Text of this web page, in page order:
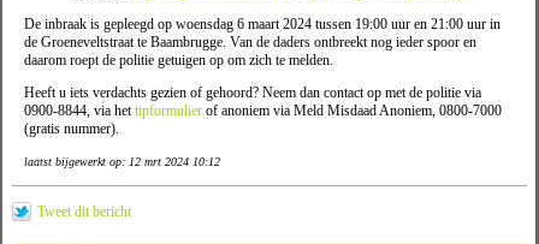
De inbraak is gepleegd op woensdag 6 maart 2024 tussen 19:00 uur en 21:00 uur in
de Groeneveltstraat te Baambrugge. Van de daders ontbreekt nog ieder spoor en
daarom roept de politie getuigen op om zich te melden.
Heeft u iets verdachts gezien of gehoord? Neem dan contact op met de politie via
0900-8844, via hettipformulier of anoniem via Meld Misdaad Anoniem, 0800-7000
(gratis nummer).
laatst bijgewerkt op: 12 mrt 2024 10:12
Tweet dit bericht